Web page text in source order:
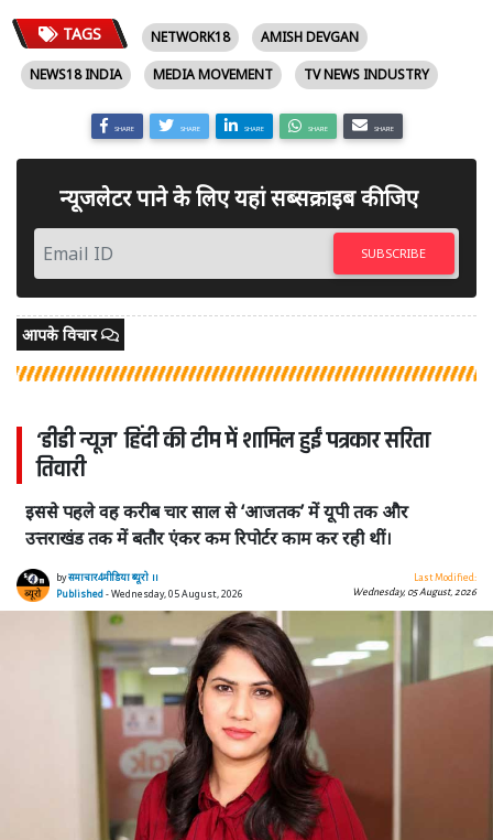
TAGS NETWORK18
AMISH DEVGAN
NEWS18 INDIA
MEDIA MOVEMENT TV NEWS INDUSTRY
SHARE SHARE SHARE SHARE SHARE
न्यूजलेटर पाने के लिए यहां सब्सक्राइब कीजिए
SUBSCRIBE
आपके विचार
‘डीडी न्यूज’ हिंदी की टीम में शामिल हुईं पत्रकार सरिता
तिवारी
इससे पहले वह करीब चार साल से ‘आजतक’ में यूपी तक और
उत्तराखंड तक में बतौर एंकर कम रिपोर्टर काम कर रही थीं।
byसमाचार4मीडिया ब्यूरो ।।
Published - Wednesday, 05 August, 2026
Last Modified:
Wednesday, 05 August, 2026